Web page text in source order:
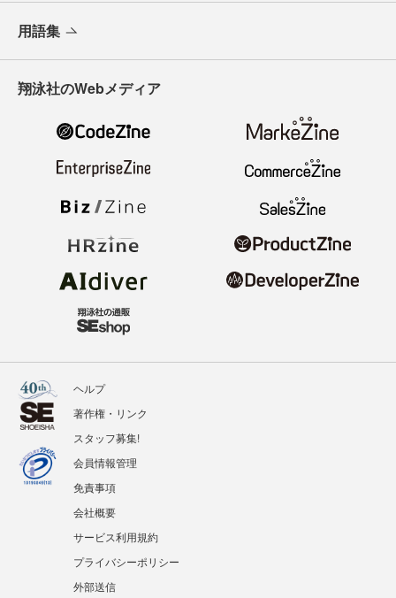
用語集
翔泳社のWebメディア
ヘルプ
著作権・リンク
スタッフ募集!
会員情報管理
免責事項
会社概要
サービス利用規約
プライバシーポリシー
外部送信